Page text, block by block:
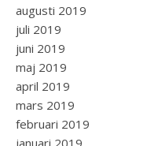
augusti 2019
juli 2019
juni 2019
maj 2019
april 2019
mars 2019
februari 2019
januari 2019